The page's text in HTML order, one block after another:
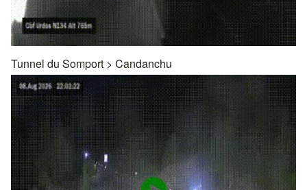
Tunnel du Somport > Candanchu